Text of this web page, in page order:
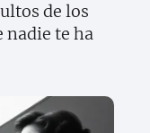
de los
nadie te ha